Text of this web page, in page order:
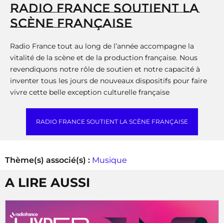
RADIO FRANCE SOUTIENT LA
SCÈNE FRANÇAISE
Radio France tout au long de l’année accompagne la
vitalité de la scène et de la production française. Nous
revendiquons notre rôle de soutien et notre capacité à
inventer tous les jours de nouveaux dispositifs pour faire
vivre cette belle exception culturelle française
RADIO FRANCE SOUTIENT LA SCÈNE FRANÇAISE
Thème(s) associé(s) : Musique
A LIRE AUSSI